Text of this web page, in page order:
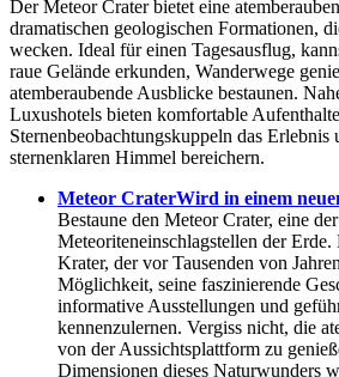
Der Meteor Crater bietet eine
dramatischen geologischen Formationen,
wecken. Ideal für einen Tagesausflug,
raue Gelände erkunden, Wanderwege
atemberaubende Ausblicke bestaunen.
Luxushotels bieten komfortable
Sternenbeobachtungskuppeln das Erlebnis
sternenklaren Himmel bereichern.
Meteor CraterWird in einem
Bestaune den Meteor Crater, eine
Meteoriteneinschlagstellen der
Krater, der vor Tausenden von
Möglichkeit, seine faszinierende
informative Ausstellungen und
kennenzulernen. Vergiss nicht, die
von der Aussichtsplattform zu
Dimensionen dieses Naturwunders